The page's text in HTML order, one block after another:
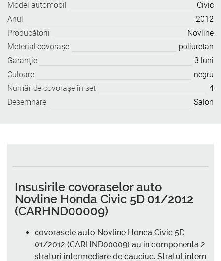
Model automobil
Civic
Anul
2012
Producătorii
Novline
Meterial covoraşe
poliuretan
Garanţie
3 luni
Culoare
negru
Număr de covoraşe în set
4
Desemnare
Salon
Insusirile covoraselor auto
Novline Honda Civic 5D 01/2012
(CARHND00009)
covorasele auto Novline Honda Civic 5D
01/2012 (CARHND00009) au in componenta 2
straturi intermediare de cauciuc. Stratul intern